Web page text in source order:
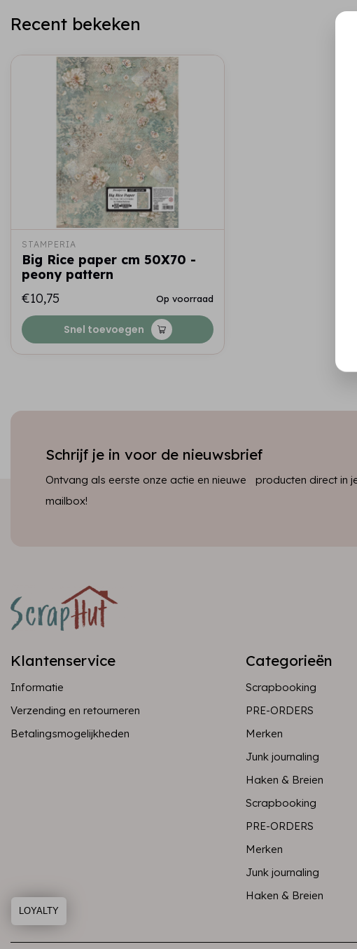
Recent bekeken
STAMPERIA
Big Rice paper cm 50X70 -
peony pattern
€10,75
Op voorraad
Snel toevoegen
Schrijf je in voor de nieuwsbrief
Ontvang als eerste onze actie en nieuwe producten direct in
mailbox!
Klantenservice
Informatie
Verzending en retourneren
Betalingsmogelijkheden
Categorieën
Scrapbooking
PRE-ORDERS
Merken
Junk journaling
Haken & Breien
Scrapbooking
PRE-ORDERS
Merken
Junk journaling
Haken & Breien
LOYALTY